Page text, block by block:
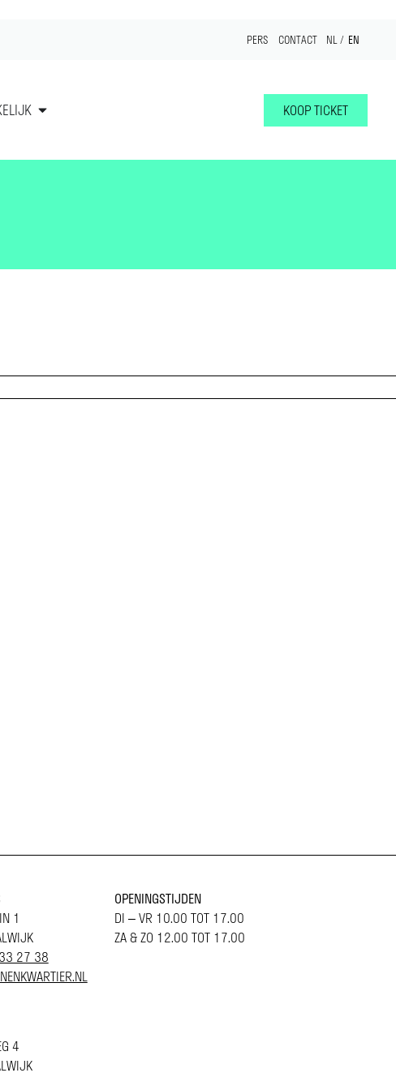
PERS CONTACT NL EN
KOOP TICKET
1
27 38
4
OPENINGSTIJDEN
DI – VR 10.00 TOT 17.00
ZA & ZO 12.00 TOT 17.00